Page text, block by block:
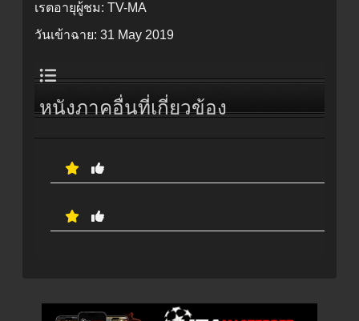
เรตอายุผู้ชม: TV-MA
วันเข้าฉาย: 31 May 2019
หนังภาคอื่นที่เกี่ยวข้อง